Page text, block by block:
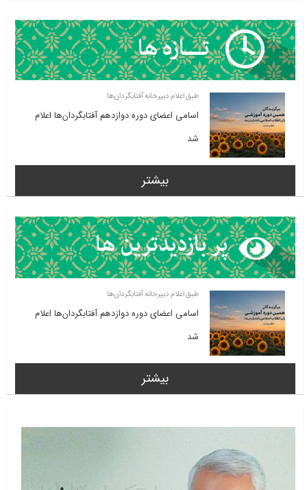
طبق اعلام دبیرخانه آفتابگردان‌ها
اسامی اعضای دوره دوازدهم آفتابگردان‌ها اعلام
شد
بیشتر
طبق اعلام دبیرخانه آفتابگردان‌ها
اسامی اعضای دوره دوازدهم آفتابگردان‌ها اعلام
شد
بیشتر